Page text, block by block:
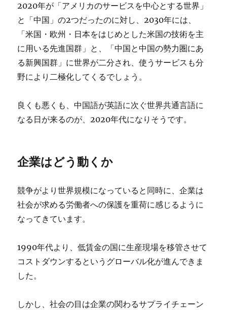
2020年が「アメリカのサービスを中心とする世界」
と「中国」の2つだったのに対し、2030年には、
「米国・欧州・日本をはじめとした米国の技術を主
に用いる先進国群」と、「中国と中国の勢力圏にあ
る新興国群」に世界が二分され、使うサービスも分
野により二極化してくるでしょう。
良くも悪くも、中国語が英語に次ぐ世界共通言語に
なる日が来るのが、2020年代になりそうです。
企業はどう動くか
競争がより世界規模になっていると同時に、企業は
社会が求める労働者への保護を重荷に感じるように
なってきています。
1990年代より、低賃金の国に生産現場を移管させて
コストダウンするというグローバル化が進んできま
した。
しかし、社会の目は企業の関わるサプライチェーン